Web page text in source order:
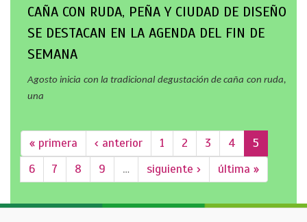
CAÑA CON RUDA, PEÑA Y CIUDAD DE DISEÑO
SE DESTACAN EN LA AGENDA DEL FIN DE
SEMANA
Agosto inicia con la tradicional degustación de caña con ruda,
una
« primera ‹ anterior 1 2 3 4
5
6
7 8 9 … siguiente › última »